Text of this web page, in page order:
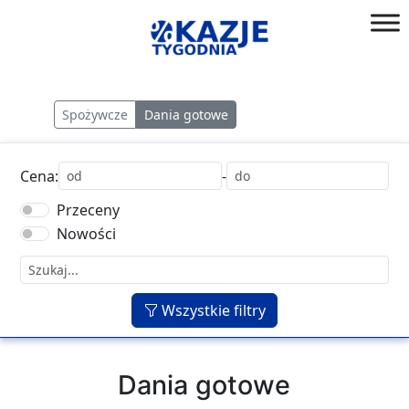
złap
Spożywcze Dania gotowe
Cena:
-
Przeceny
Nowości
Wszystkie filtry
Dania gotowe